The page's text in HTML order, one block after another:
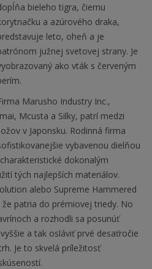
bieleho tigra, čiernu
a azúrového draka,
leto, oheň a je
južnej svetovej strany. Je
ako vták s červeným
Marusho Industry Inc.,
Mcusta a Silky, patrí medzi
v Japonsku. Rodinná firma
vybavenou dielňou
dokonalým
tých najlepších materiálov.
alebo Supreme Hammered
patria do prémiovej triedy. No
a rozhodli sa posunúť
a tak osláviť prvé desaťročie
Je to skvelá príležitosť